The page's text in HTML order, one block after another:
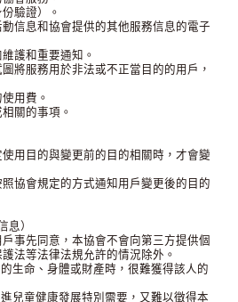
驗證）。
信息和協會提供的其他服務信息的電子
護和重要通知。
將服務用於非法或不正當目的的用戶，
用費。
關的事項。
用目的與變更前的目的相關時，才會變
協會規定的方式通知用戶變更後的目的
息）
事先同意，本協會不會向第三方提供個
法等法律法規允許的情況除外。
生命、身體或財產時，很難獲得該人的
兒童健康發展特別需要，又難以徵得本